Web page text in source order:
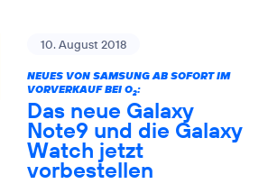
10. August 2018
NEUES VON SAMSUNG AB SOFORT IM
VORVERKAUF BEI O2:
Das neue Galaxy
Note9 und die Galaxy
Watch jetzt
vorbestellen